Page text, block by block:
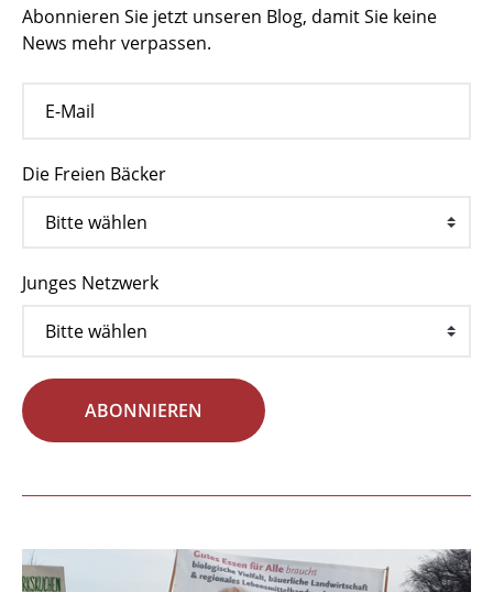
Abonnieren Sie jetzt unseren Blog, damit Sie keine
News mehr verpassen.
Die Freien Bäcker
Junges Netzwerk
ABONNIEREN